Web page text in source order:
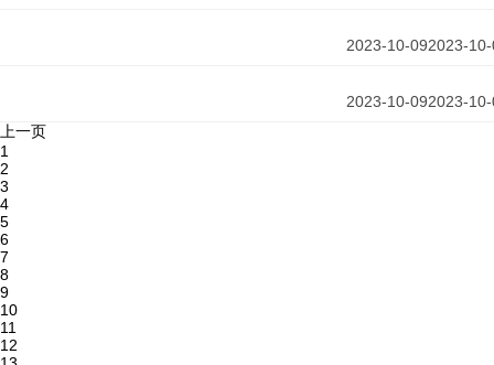
2023-
2023-10-09
2023-
2023-10-09
上一页
1
2
3
4
5
6
7
8
9
10
11
12